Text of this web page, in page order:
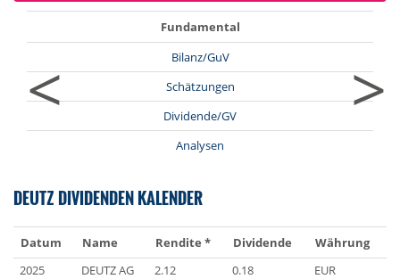
<
Fundamental
Bilanz/GuV
Schätzungen
Dividende/GV
Analysen
>
DEUTZ DIVIDENDEN KALENDER
Datum Name Rendite * Dividende
Währung
2025
DEUTZ AG 2.12 0.18
EUR